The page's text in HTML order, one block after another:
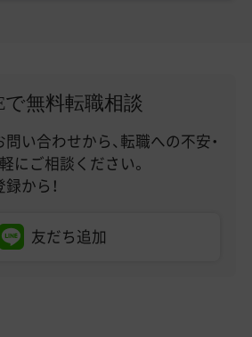
無料転職相談
い合わせから、転職への不安・
にご相談ください。
から！
友だち追加